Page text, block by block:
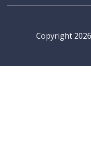
Copyright